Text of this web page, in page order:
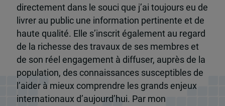
directement dans le souci que j’ai toujours eu de
livrer au public une information pertinente et de
haute qualité. Elle s’inscrit également au regard
de la richesse des travaux de ses membres et
de son réel engagement à diffuser, auprès de la
population, des connaissances susceptibles de
l’aider à mieux comprendre les grands enjeux
internationaux d’aujourd’hui. Par mon